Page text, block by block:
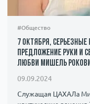
#Общество
7 октября,
предложение руки и
любви Мишель
09.09.2024
Служащая ЦАХАЛа